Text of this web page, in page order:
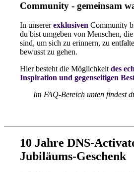
Community - gemeinsam
In unsererexklusiven Community
du bist umgeben von Menschen,
sind, um sich zu erinnern, zu
bewusst zu gehen.
Hier besteht die Möglichkeitdes
Inspiration und gegenseitigen
Im FAQ-Bereich unten findest
10 Jahre DNS-
Jubiläums-Geschenk